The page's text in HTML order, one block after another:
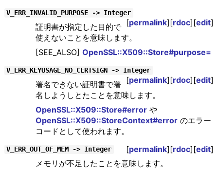
V_ERR_INVALID_PURPOSE -> Integer
[permalink][rdoc][edit]
証明書が指定した目的で
使えないことを意味します。
[SEE_ALSO] OpenSSL::X509::Store#purpose=
V_ERR_KEYUSAGE_NO_CERTSIGN -> Integer
[permalink][rdoc][edit]
署名できない証明書で署
名しようしとたことを意味します。
OpenSSL::X509::Store#errorや
OpenSSL::X509::StoreContext#errorのエラー
コードとして使われます。
V_ERR_OUT_OF_MEM -> Integer [permalink][rdoc][edit]
メモリが不足したことを意味します。